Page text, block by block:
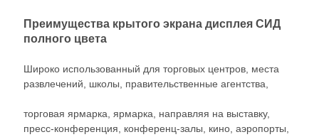
Преимущества крытого экрана дисплея СИД
полного цвета
Широко использованный для торговых центров, места
развлечений, школы, правительственные агентства,
торговая ярмарка, ярмарка, направляя на выставку,
пресс-конференция, конференц-залы, кино, аэропорты,